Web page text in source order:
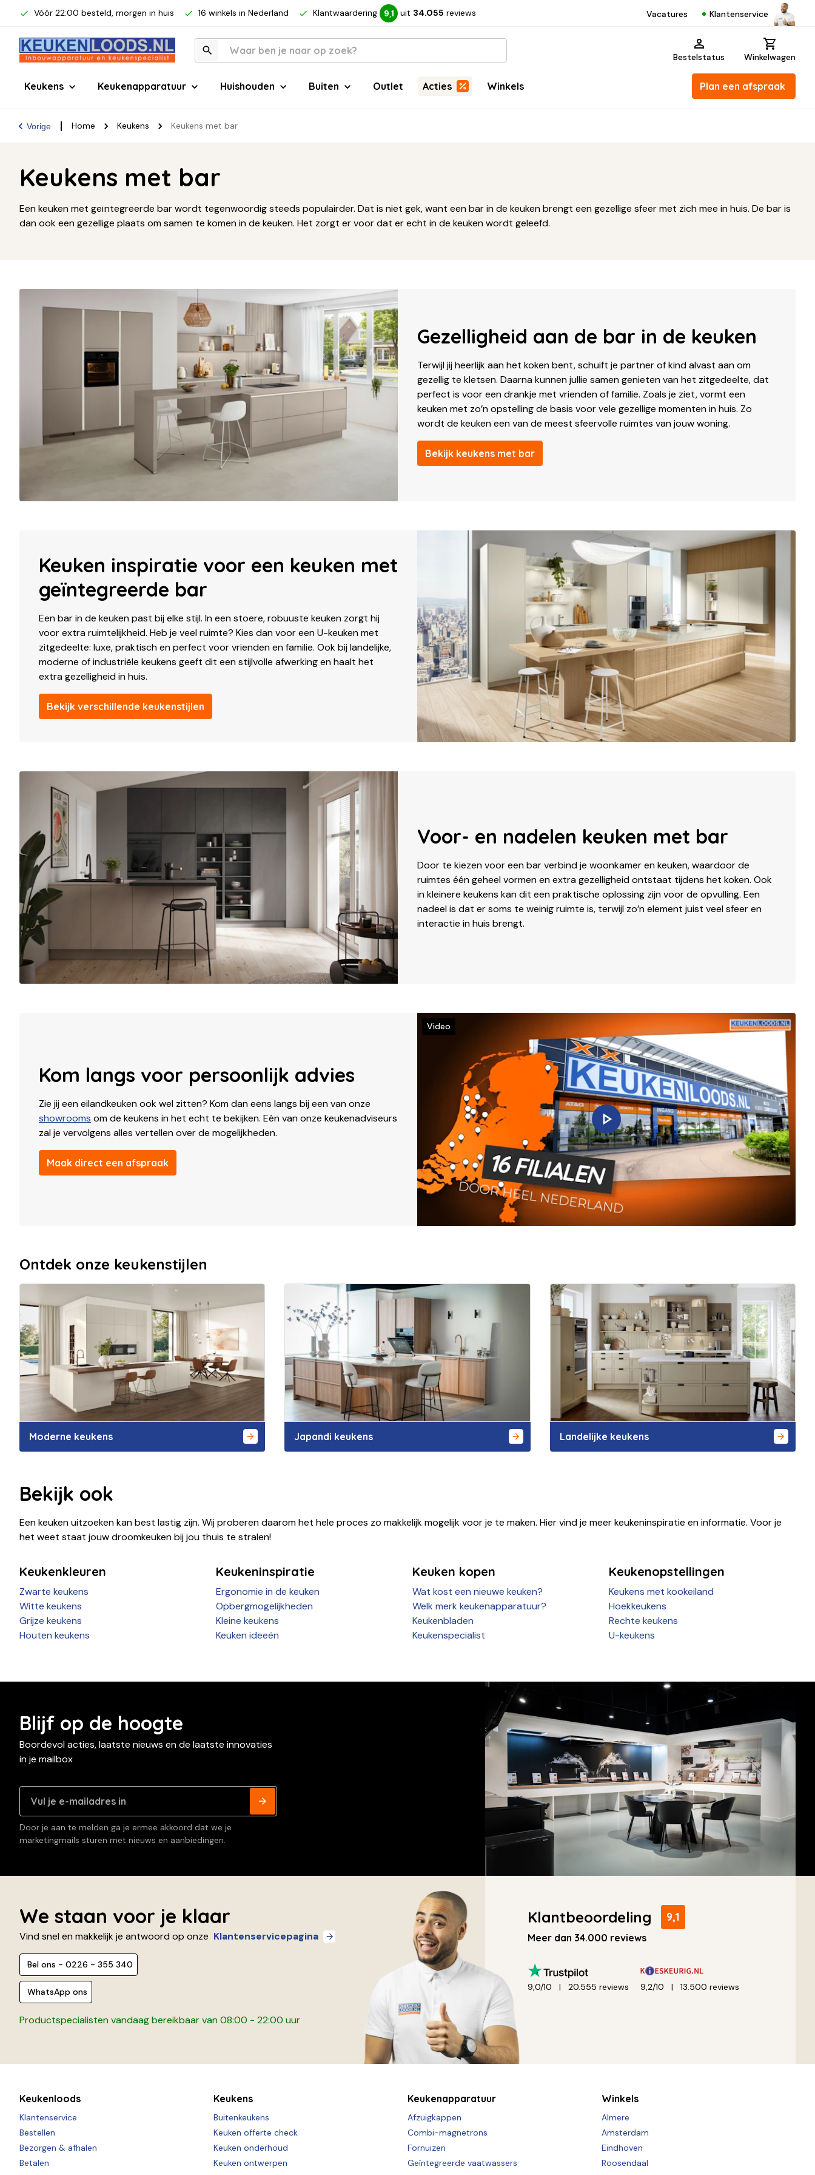
Vóór 22:00 besteld, morgen in huis 16 winkels in Nederland Klantwaardering 9,1 uit 34.055 reviews Vacatures Klantenservice
Bestelstatus Winkelwagen
Keukens Keukenapparatuur Huishouden Buiten Outlet Acties Winkels Plan een afspraak
Vorige Home Keukens Keukens met bar
Keukens met bar
Een keuken met geïntegreerde bar wordt tegenwoordig steeds populairder. Dat is niet gek, want een bar in de keuken brengt een gezellige sfeer met zich mee in huis. De bar is
dan ook een gezellige plaats om samen te komen in de keuken. Het zorgt er voor dat er echt in de keuken wordt geleefd.
Gezelligheid aan de bar in de keuken
Terwijl jij heerlijk aan het koken bent, schuift je partner of kind alvast aan om
gezellig te kletsen. Daarna kunnen jullie samen genieten van het zitgedeelte, dat
perfect is voor een drankje met vrienden of familie. Zoals je ziet, vormt een
keuken met zo’n opstelling de basis voor vele gezellige momenten in huis. Zo
wordt de keuken een van de meest sfeervolle ruimtes van jouw woning.
Bekijk keukens met bar
Keuken inspiratie voor een keuken met
geïntegreerde bar
Een bar in de keuken past bij elke stijl. In een stoere, robuuste keuken zorgt hij
voor extra ruimtelijkheid. Heb je veel ruimte? Kies dan voor een U-keuken met
zitgedeelte: luxe, praktisch en perfect voor vrienden en familie. Ook bij landelijke,
moderne of industriële keukens geeft dit een stijlvolle afwerking en haalt het
extra gezelligheid in huis.
Bekijk verschillende keukenstijlen
Voor- en nadelen keuken met bar
Door te kiezen voor een bar verbind je woonkamer en keuken, waardoor de
ruimtes één geheel vormen en extra gezelligheid ontstaat tijdens het koken. Ook
in kleinere keukens kan dit een praktische oplossing zijn voor de opvulling. Een
nadeel is dat er soms te weinig ruimte is, terwijl zo’n element juist veel sfeer en
interactie in huis brengt.
Kom langs voor persoonlijk advies
Zie jij een eilandkeuken ook wel zitten? Kom dan eens langs bij een van onze
showrooms om de keukens in het echt te bekijken. Eén van onze keukenadviseurs
zal je vervolgens alles vertellen over de mogelijkheden.
Maak direct een afspraak
Video
Ontdek onze keukenstijlen
Moderne keukens Japandi keukens Landelijke keukens
Bekijk ook
Een keuken uitzoeken kan best lastig zijn. Wij proberen daarom het hele proces zo makkelijk mogelijk voor je te maken. Hier vind je meer keukeninspiratie en informatie. Voor je
het weet staat jouw droomkeuken bij jou thuis te stralen!
Keukenkleuren
Zwarte keukens
Witte keukens
Grijze keukens
Houten keukens
Keukeninspiratie
Ergonomie in de keuken
Opbergmogelijkheden
Kleine keukens
Keuken ideeën
Keuken kopen
Wat kost een nieuwe keuken?
Welk merk keukenapparatuur?
Keukenbladen
Keukenspecialist
Keukenopstellingen
Keukens met kookeiland
Hoekkeukens
Rechte keukens
U-keukens
Blijf op de hoogte
Boordevol acties, laatste nieuws en de laatste innovaties
in je mailbox
Door je aan te melden ga je ermee akkoord dat we je
marketingmails sturen met nieuws en aanbiedingen.
We staan voor je klaar
Vind snel en makkelijk je antwoord op onze Klantenservicepagina
Bel ons - 0226 - 355 340
WhatsApp ons
Productspecialisten vandaag bereikbaar van 08:00 - 22:00 uur
Klantbeoordeling 9,1
Meer dan 34.000 reviews
9,0/10 20.555 reviews 9,2/10 13.500 reviews
Keukenloods
Klantenservice
Bestellen
Bezorgen & afhalen
Betalen
Keukens
Buitenkeukens
Keuken offerte check
Keuken onderhoud
Keuken ontwerpen
Keukenapparatuur
Afzuigkappen
Combi-magnetrons
Fornuizen
Geïntegreerde vaatwassers
Winkels
Almere
Amsterdam
Eindhoven
Roosendaal